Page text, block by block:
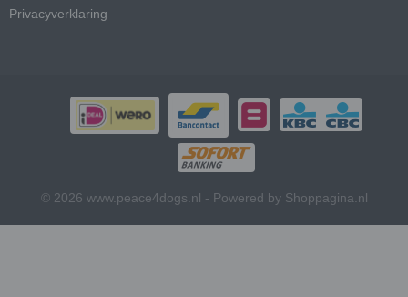
Privacyverklaring
© 2026 www.peace4dogs.nl - Powered by Shoppagina.nl